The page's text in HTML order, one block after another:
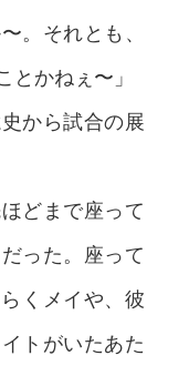
。それとも、
とかねぇ〜」
から試合の展
どまで座って
った。座って
くメイや、彼
トがいたあた